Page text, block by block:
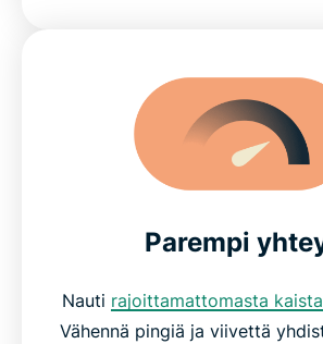
Parempi
Nauti rajoittamattomasta
Vähennä pingiä ja viivettä